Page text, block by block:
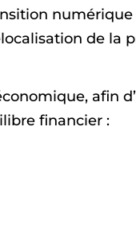
de la
afin
financier :